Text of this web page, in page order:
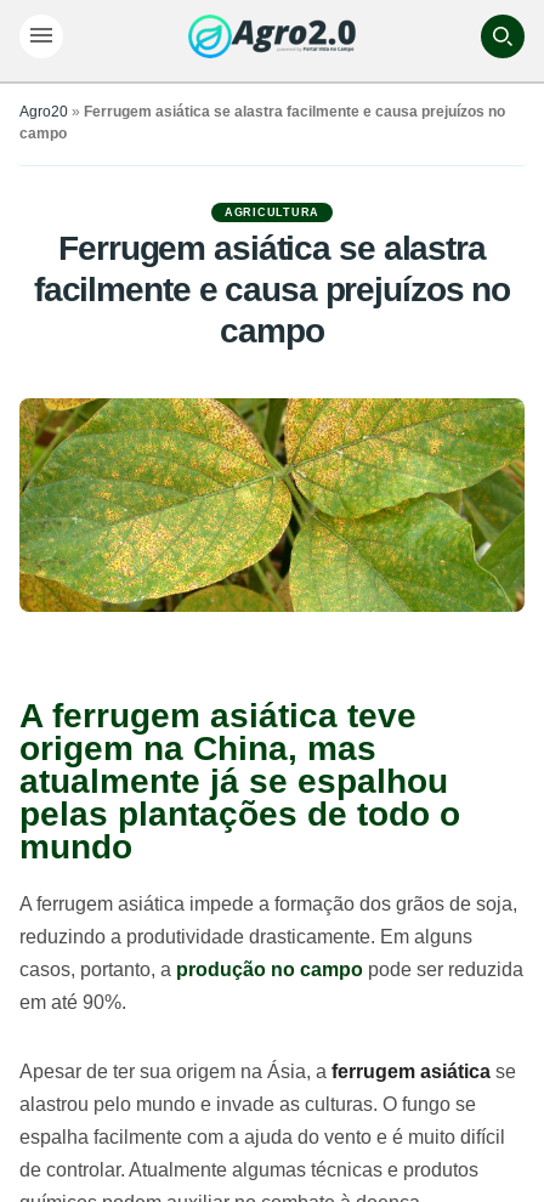
Agro20 » Ferrugem asiática se alastra facilmente e causa prejuízos no
campo
AGRICULTURA
Ferrugem asiática se alastra
facilmente e causa prejuízos no
campo
A ferrugem asiática teve
origem na China, mas
atualmente já se espalhou
pelas plantações de todo o
mundo
A ferrugem asiática impede a formação dos grãos de soja,
reduzindo a produtividade drasticamente. Em alguns
casos, portanto, a produção no campo pode ser reduzida
em até 90%.
Apesar de ter sua origem na Ásia, a ferrugem asiática se
alastrou pelo mundo e invade as culturas. O fungo se
espalha facilmente com a ajuda do vento e é muito difícil
de controlar. Atualmente algumas técnicas e produtos